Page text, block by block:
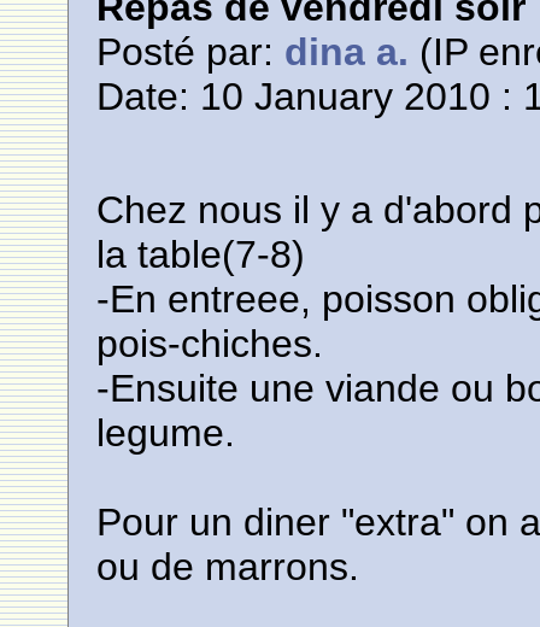
Posté par: dina a. (IP
Date: 10 January 2010 :
Chez nous il y a d'abord
la table(7-8)
-En entreee, poisson
pois-chiches.
-Ensuite une viande ou
legume.
Pour un diner "extra" on
ou de marrons.